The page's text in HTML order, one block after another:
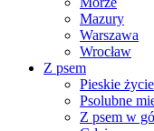
Mazury
Warszawa
Wrocław
Z psem
Pieskie życie
Psolubne
Z psem w